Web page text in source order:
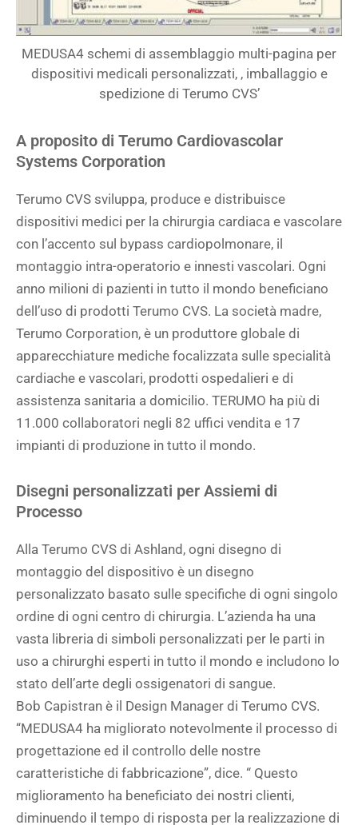
MEDUSA4 schemi di assemblaggio multi-pagina per
dispositivi medicali personalizzati, , imballaggio e
spedizione di Terumo CVS’
A proposito di Terumo Cardiovascolar
Systems Corporation
Terumo CVS sviluppa, produce e distribuisce
dispositivi medici per la chirurgia cardiaca e vascolare
con l’accento sul bypass cardiopolmonare, il
montaggio intra-operatorio e innesti vascolari. Ogni
anno milioni di pazienti in tutto il mondo beneficiano
dell’uso di prodotti Terumo CVS. La società madre,
Terumo Corporation, è un produttore globale di
apparecchiature mediche focalizzata sulle specialità
cardiache e vascolari, prodotti ospedalieri e di
assistenza sanitaria a domicilio. TERUMO ha più di
11.000 collaboratori negli 82 uffici vendita e 17
impianti di produzione in tutto il mondo.
Disegni personalizzati per Assiemi di
Processo
Alla Terumo CVS di Ashland, ogni disegno di
montaggio del dispositivo è un disegno
personalizzato basato sulle specifiche di ogni singolo
ordine di ogni centro di chirurgia. L’azienda ha una
vasta libreria di simboli personalizzati per le parti in
uso a chirurghi esperti in tutto il mondo e includono lo
stato dell’arte degli ossigenatori di sangue.
Bob Capistran è il Design Manager di Terumo CVS.
“MEDUSA4 ha migliorato notevolmente il processo di
progettazione ed il controllo delle nostre
caratteristiche di fabbricazione”, dice. “ Questo
miglioramento ha beneficiato dei nostri clienti,
diminuendo il tempo di risposta per la realizzazione di